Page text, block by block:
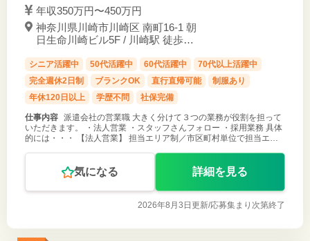
年収350万円〜450万円
神奈川県川崎市川崎区 南町16-1 朝
日生命川崎ビル5F / 川崎駅 徒歩9
シニア活躍中 50代活躍中 60代活躍中
70代以上活躍中
完全週休2日制
ブランクOK 直行直帰可能
制服あり
年休120日以上
学歴不問 社保完備
仕事内容 派遣会社の営業職 大きく分けて３つの業務が役割を担って
いただきます。 ・法人営業 ・スタッフさんフォロー ・採用業務 具体
的には・・・ 【法人営業】 担当エリア制／市区町村単位で担当エリ
気になる 詳細を見る
2026年8月3日更新/応募集まり次第終了